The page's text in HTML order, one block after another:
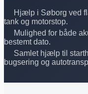
Hjælp i Søborg ved
tank og motorstop.
Mulighed for både
bestemt dato.
Samlet hjælp til
bugsering og